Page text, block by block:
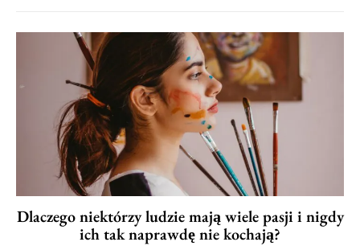
Dlaczego niektórzy ludzie mają wiele pasji i nigdy
ich tak naprawdę nie kochają?